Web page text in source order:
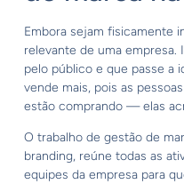
Embora sejam fisicamente
relevante de uma empresa.
pelo público e que passe a
vende mais, pois as
estão comprando — elas
O trabalho de gestão de
branding, reúne todas as
equipes da empresa para